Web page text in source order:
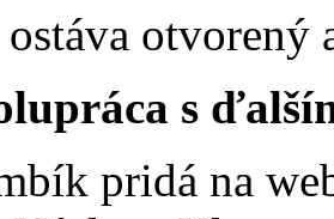
otvorený
s
pridá na